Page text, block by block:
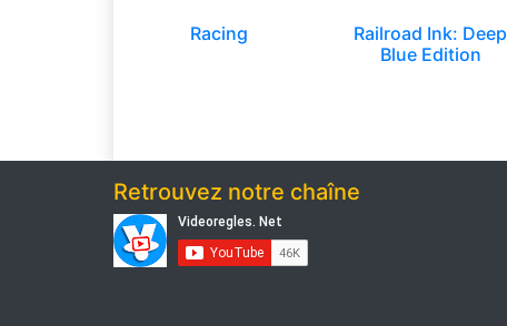
Racing
Railroad Ink: Deep
Blue Edition
Retrouvez notre chaîne